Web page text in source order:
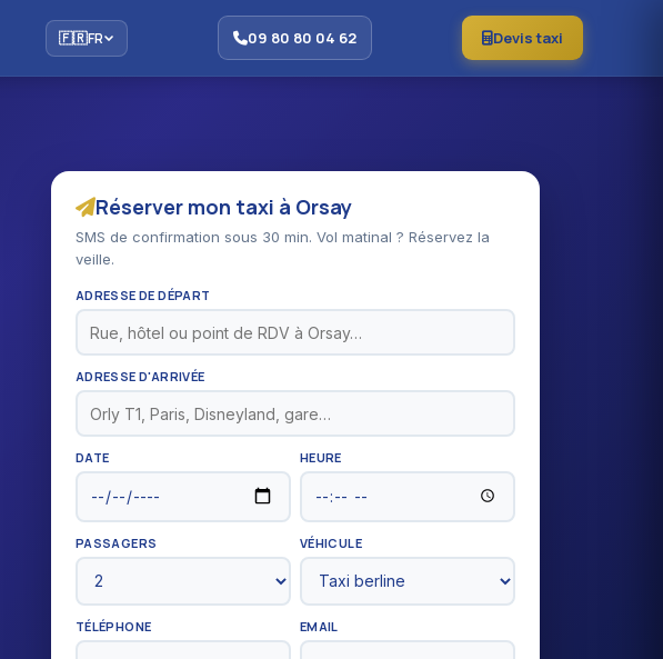
🇫🇷FR 09 80 80 04 62 Devis taxi
Réserver mon taxi à Orsay
SMS de confirmation sous 30 min. Vol matinal ? Réservez la
veille.
ADRESSE DE DÉPART
ADRESSE D'ARRIVÉE
DATE HEURE
PASSAGERS VÉHICULE
TÉLÉPHONE EMAIL